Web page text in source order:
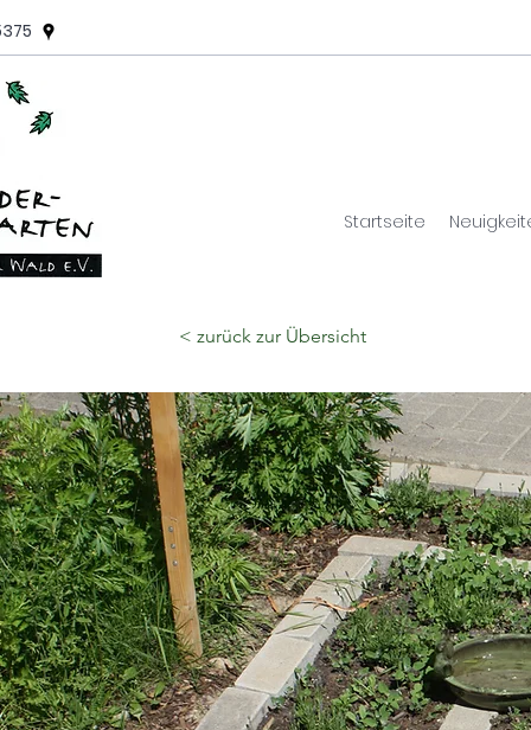
Startseite
< zurück zur Übersicht